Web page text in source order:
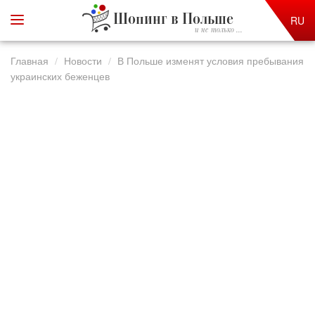
Шопинг в Польше
и не только ...
RU
Главная Новости
В Польше изменят условия пребывания
украинских беженцев